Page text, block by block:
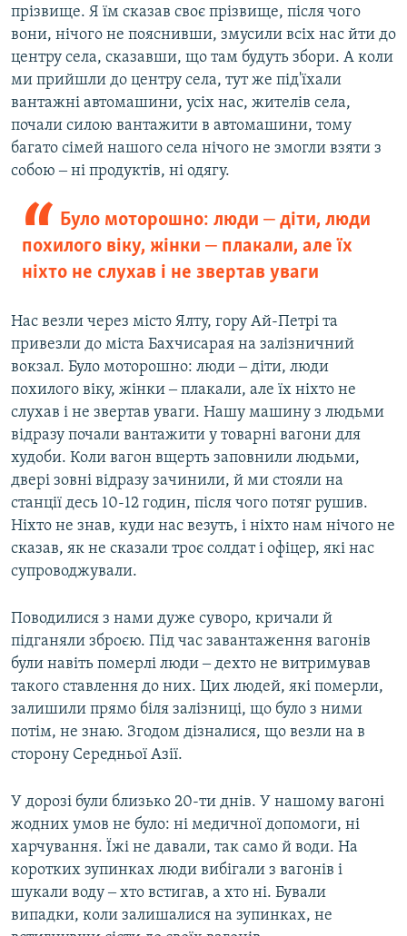
прізвище. Я їм сказав своє прізвище, після чого
вони, нічого не пояснивши, змусили всіх нас йти до
центру села, сказавши, що там будуть збори. А коли
ми прийшли до центру села, тут же під'їхали
вантажні автомашини, усіх нас, жителів села,
почали силою вантажити в автомашини, тому
багато сімей нашого села нічого не змогли взяти з
собою ‒ ні продуктів, ні одягу.
Було моторошно: люди ‒ діти, люди
похилого віку, жінки ‒ плакали, але їх
ніхто не слухав і не звертав уваги
Нас везли через місто Ялту, гору Ай-Петрі та
привезли до міста Бахчисарая на залізничний
вокзал. Було моторошно: люди ‒ діти, люди
похилого віку, жінки ‒ плакали, але їх ніхто не
слухав і не звертав уваги. Нашу машину з людьми
відразу почали вантажити у товарні вагони для
худоби. Коли вагон вщерть заповнили людьми,
двері зовні відразу зачинили, й ми стояли на
станції десь 10-12 годин, після чого потяг рушив.
Ніхто не знав, куди нас везуть, і ніхто нам нічого не
сказав, як не сказали троє солдат і офіцер, які нас
супроводжували.
Поводилися з нами дуже суворо, кричали й
підганяли зброєю. Під час завантаження вагонів
були навіть померлі люди ‒ дехто не витримував
такого ставлення до них. Цих людей, які померли,
залишили прямо біля залізниці, що було з ними
потім, не знаю. Згодом дізналися, що везли на в
сторону Середньої Азії.
У дорозі були близько 20-ти днів. У нашому вагоні
жодних умов не було: ні медичної допомоги, ні
харчування. Їжі не давали, так само й води. На
коротких зупинках люди вибігали з вагонів і
шукали воду ‒ хто встигав, а хто ні. Бували
випадки, коли залишалися на зупинках, не